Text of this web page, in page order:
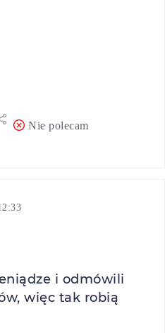
Nie polecam
i odmówili
więc tak robią